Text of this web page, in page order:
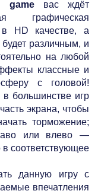
gameвас ждёт
графическая
в HD качестве, а
различным, и
на любой
классные и
с головой!
в большинстве игр
экрана, чтобы
торможение;
или влево —
в соответствующее
данную игру с
впечатления